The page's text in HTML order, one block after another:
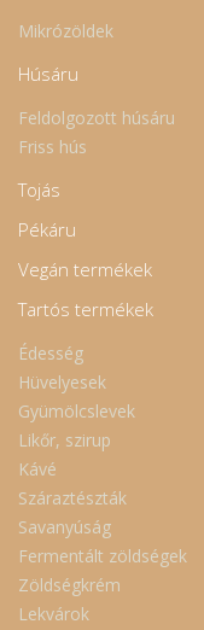
Mikrózöldek
Húsáru
Feldolgozott húsáru
Friss hús
Tojás
Pékáru
Vegán termékek
Tartós termékek
Édesség
Hüvelyesek
Gyümölcslevek
Likőr, szirup
Kávé
Száraztészták
Savanyúság
Fermentált zöldségek
Zöldségkrém
Lekvárok